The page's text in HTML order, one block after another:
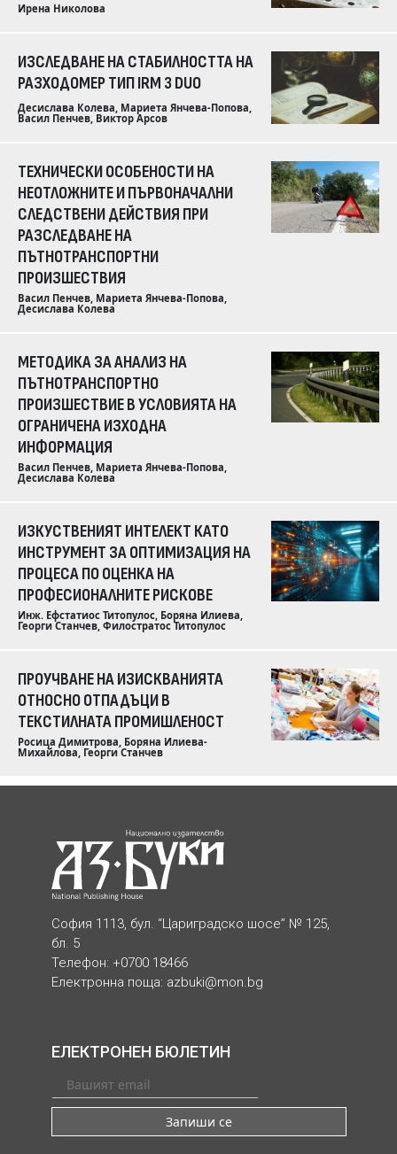
Ирена Николова
ИЗСЛЕДВАНЕ НА СТАБИЛНОСТТА НА
РАЗХОДОМЕР ТИП IRM 3 DUO
Десислава Колева, Мариета Янчева-Попова,
Васил Пенчев, Виктор Арсов
ТЕХНИЧЕСКИ ОСОБЕНОСТИ НА
НЕОТЛОЖНИТЕ И ПЪРВОНАЧАЛНИ
СЛЕДСТВЕНИ ДЕЙСТВИЯ ПРИ
РАЗСЛЕДВАНЕ НА
ПЪТНОТРАНСПОРТНИ
ПРОИЗШЕСТВИЯ
Васил Пенчев, Мариета Янчева-Попова,
Десислава Колева
МЕТОДИКА ЗА АНАЛИЗ НА
ПЪТНОТРАНСПОРТНО
ПРОИЗШЕСТВИЕ В УСЛОВИЯТА НА
ОГРАНИЧЕНА ИЗХОДНА
ИНФОРМАЦИЯ
Васил Пенчев, Мариета Янчева-Попова,
Десислава Колева
ИЗКУСТВЕНИЯТ ИНТЕЛЕКТ КАТО
ИНСТРУМЕНТ ЗА ОПТИМИЗАЦИЯ НА
ПРОЦЕСА ПО ОЦЕНКА НА
ПРОФЕСИОНАЛНИТЕ РИСКОВЕ
Инж. Ефстатиос Титопулос, Боряна Илиева,
Георги Станчев, Филостратос Титопулос
ПРОУЧВАНЕ НА ИЗИСКВАНИЯТА
ОТНОСНО ОТПАДЪЦИ В
ТЕКСТИЛНАТА ПРОМИШЛЕНОСТ
Росица Димитрова, Боряна Илиева-
Михайлова, Георги Станчев
София 1113, бул. “Цариградско шосе” № 125,
бл. 5
Телефон: +0700 18466
Електронна поща: azbuki@mon.bg
ЕЛЕКТРОНЕН БЮЛЕТИН
Запиши се